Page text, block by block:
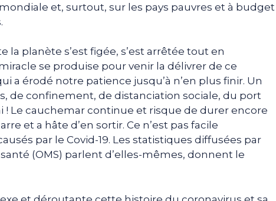
et, surtout, sur les pays pauvres et à budget
la planète s’est figée, s’est arrêtée tout en
se produise pour venir la délivrer de ce
a érodé notre patience jusqu’à n’en plus finir. Un
de confinement, de distanciation sociale, du port
! Le cauchemar continue et risque de durer encore
et a hâte d’en sortir. Ce n’est pas facile
par le Covid-19. Les statistiques diffusées par
(OMS) parlent d’elles-mêmes, donnent le